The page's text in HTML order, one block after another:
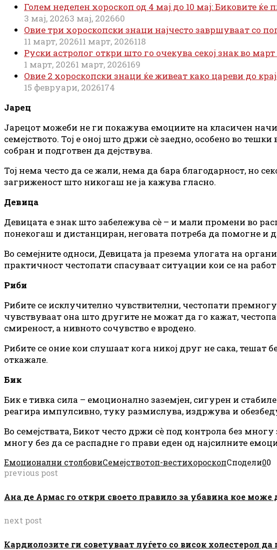
Голем неделен хороскоп од 4 мај до 10 мај: Биковите
3 мај, 20263 мај, 202660
Овие три хороскопски знаци најчесто завршуваат со
11 март, 202611 март, 2026118
Руски астролог откри што го очекува секој знак во
1 март, 20261 март, 2026169
Овие 2 хороскопски знаци ќе живеат како цареви до
15 февруари, 2026174
Јарец
Јарецот можеби не ги покажува емоциите на класичен
семејството. Тој е оној што држи сè заедно, особено во
собран и подготвен да дејствува.
Тој нема често да се жали, нема да бара благодарност, но
загриженост што никогаш не ја кажува гласно.
Девица
Девицата е знак што забележува сè – и мали промени во
понекогаш и дистанциран, неговата потреба да помогне и
Во семејните односи, Девицата ја презема улогата на
практичност честопати спасуваат ситуации кои се на
Риби
Рибите се исклучително чувствителни, честопати
чувствуваат она што другите не можат да го кажат,
смиреност, а нивното сочувство е вродено.
Рибите се оние кои слушаат кога никој друг не сака, тешат
откажале.
Бик
Бик е тивка сила – емоционално заземјен, сигурен и
реагира импулсивно, туку размислува, издржува и
Во семејствата, Бикот често држи сè под контрола без
многу без да се распадне го прави еден од најсилните
Емоционални столбовиСемејствотоп-вестихороскопСподели00
previous post
Ана де Армас го откри своето правило за убавина кое може
next post
Кардиолозите ги советуваат луѓето со висок холестерол